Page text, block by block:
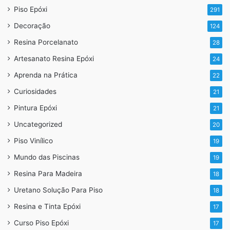
* Mosaico em quadrados é um dos estilos tradicionais e
clássicos, onde a ideia e que pequenos quadradinhos se
encaixe perfeitamente entre si.
Gesso 3d modelo mosaico
Piso Epóxi 291
Decoração 124
Resina Porcelanato 28
Artesanato Resina Epóxi 24
Aprenda na Prática 22
Curiosidades 21
Pintura Epóxi 21
Uncategorized 20
Piso Vinílico 19
Mundo das Piscinas 19
Resina Para Madeira 18
Uretano Solução Para Piso 18
Resina e Tinta Epóxi 17
Curso Piso Epóxi 17